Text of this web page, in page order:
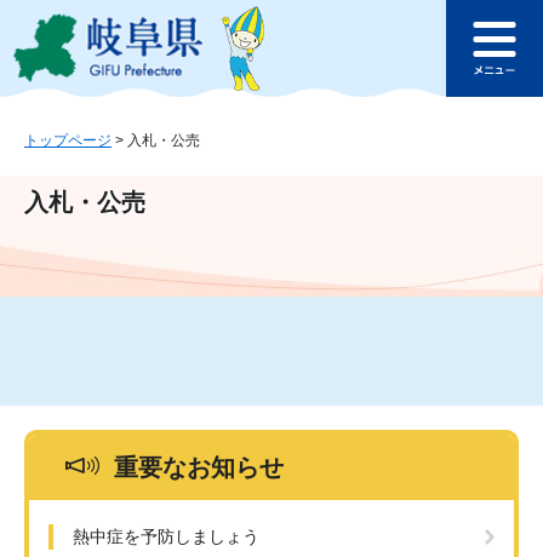
ジ
ュ
文
このページの本文へ
ュ
トップページ > 入札・公売
入札・公売
重要なお知らせ
熱中症を予防しましょう